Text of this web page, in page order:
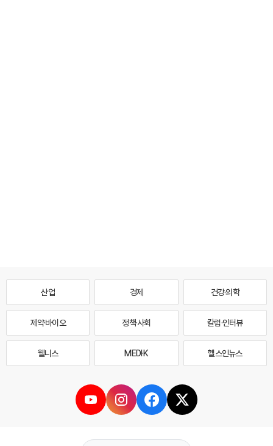
산업 경제 건강·의학
제약·바이오 정책·사회 칼럼·인터뷰
웰니스 MEDI·K 헬스인뉴스